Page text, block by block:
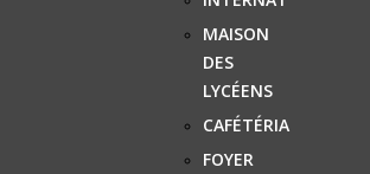
MAISON
DES
LYCÉENS
CAFÉTÉRIA
FOYER